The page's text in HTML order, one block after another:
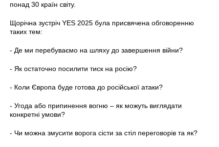
понад 30 країн світу.
Щорічна зустріч YES 2025 була присвячена обговоренню
таких тем:
- Де ми перебуваємо на шляху до завершення війни?
- Як остаточно посилити тиск на росію?
- Коли Європа буде готова до російської атаки?
- Угода або припинення вогню – як можуть виглядати
конкретні умови?
- Чи можна змусити ворога сісти за стіл переговорів та як?